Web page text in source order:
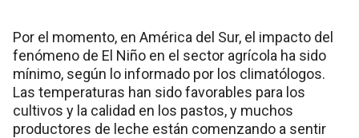
Por el momento, en América del Sur, el impacto del
fenómeno de El Niño en el sector agrícola ha sido
mínimo, según lo informado por los climatólogos.
Las temperaturas han sido favorables para los
cultivos y la calidad en los pastos, y muchos
productores de leche están comenzando a sentir